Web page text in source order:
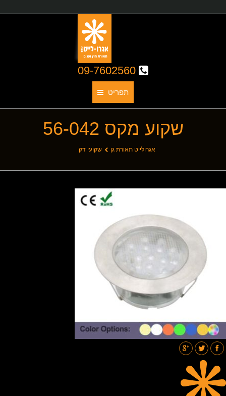
תפריט
תאורת גן
אודותינו
תאורת חוץ
תאורת רחובות
בלוג
גלריות
צור קשר
שקוע מקס 56-042
אגרולייט תאורת גן שקועי דק